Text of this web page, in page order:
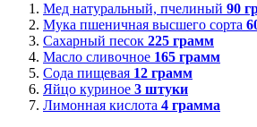
Мед натуральный, пчелиный 90
Мука пшеничная высшего сорта
Сахарный песок 225 грамм
Масло сливочное 165 грамм
Сода пищевая 12 грамм
Яйцо куриное 3 штуки
Лимонная кислота 4 грамма